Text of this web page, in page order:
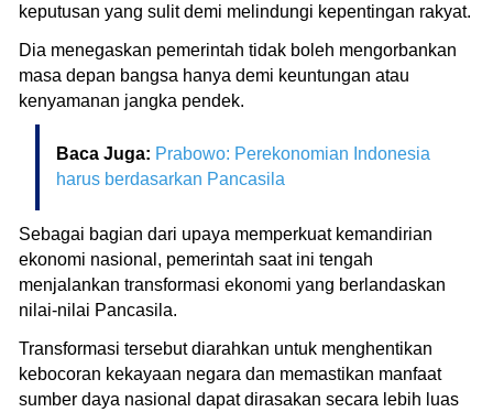
keputusan yang sulit demi melindungi kepentingan rakyat.
Dia menegaskan pemerintah tidak boleh mengorbankan
masa depan bangsa hanya demi keuntungan atau
kenyamanan jangka pendek.
Baca Juga: Prabowo: Perekonomian Indonesia
harus berdasarkan Pancasila
Sebagai bagian dari upaya memperkuat kemandirian
ekonomi nasional, pemerintah saat ini tengah
menjalankan transformasi ekonomi yang berlandaskan
nilai-nilai Pancasila.
Transformasi tersebut diarahkan untuk menghentikan
kebocoran kekayaan negara dan memastikan manfaat
sumber daya nasional dapat dirasakan secara lebih luas